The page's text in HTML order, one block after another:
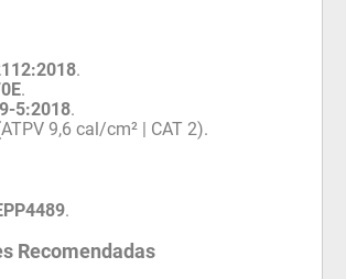
.
.
5:2018.
9,6 cal/cm² | CAT 2).
.
Recomendadas